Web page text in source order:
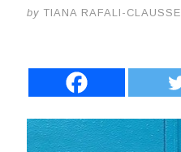
by TIANA RAFALI-CLAUSSE